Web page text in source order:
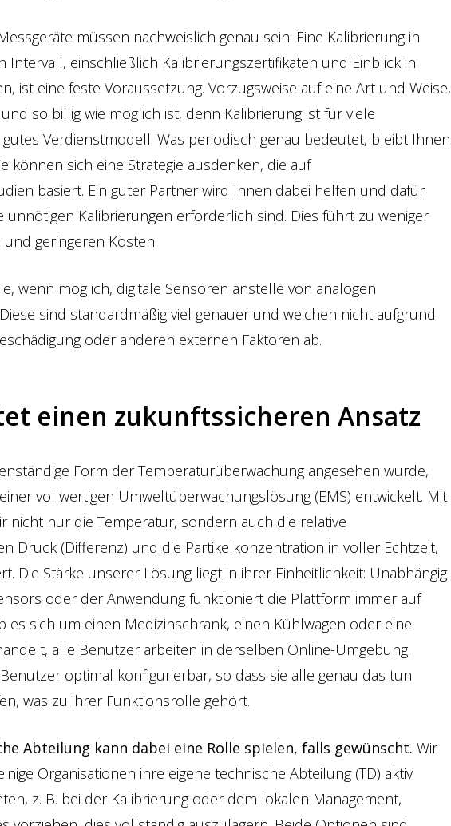
müssen nachweislich genau sein. Eine Kalibrierung in
Intervall, einschließlich Kalibrierungszertifikaten und Einblick in
ist eine feste Voraussetzung. Vorzugsweise auf eine Art und Weise,
so billig wie möglich ist, denn Kalibrierung ist für viele
Verdienstmodell. Was periodisch genau bedeutet, bleibt Ihnen
können sich eine Strategie ausdenken, die auf
basiert. Ein guter Partner wird Ihnen dabei helfen und dafür
unnötigen Kalibrierungen erforderlich sind. Dies führt zu weniger
geringeren Kosten.
wenn möglich, digitale Sensoren anstelle von analogen
sind standardmäßig viel genauer und weichen nicht aufgrund
oder anderen externen Faktoren ab.
einen zukunftssicheren Ansatz
Form der Temperaturüberwachung angesehen wurde,
vollwertigen Umweltüberwachungslösung (EMS) entwickelt. Mit
nicht nur die Temperatur, sondern auch die relative
Druck (Differenz) und die Partikelkonzentration in voller Echtzeit,
Die Stärke unserer Lösung liegt in ihrer Einheitlichkeit: Unabhängig
oder der Anwendung funktioniert die Plattform immer auf
es sich um einen Medizinschrank, einen Kühlwagen oder eine
alle Benutzer arbeiten in derselben Online-Umgebung.
optimal konfigurierbar, so dass sie alle genau das tun
was zu ihrer Funktionsrolle gehört.
Abteilung kann dabei eine Rolle spielen, falls gewünscht. Wir
Organisationen ihre eigene technische Abteilung (TD) aktiv
z. B. bei der Kalibrierung oder dem lokalen Management,